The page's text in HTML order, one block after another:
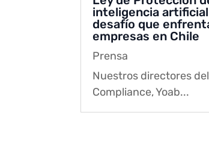
inteligencia
desafío que
empresas en Chile
Prensa
Nuestros directores
Compliance, Yoab...